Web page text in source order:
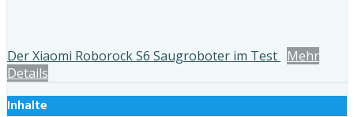
Der Xiaomi Roborock S6 Saugroboter im Test Mehr
Details
Inhalte